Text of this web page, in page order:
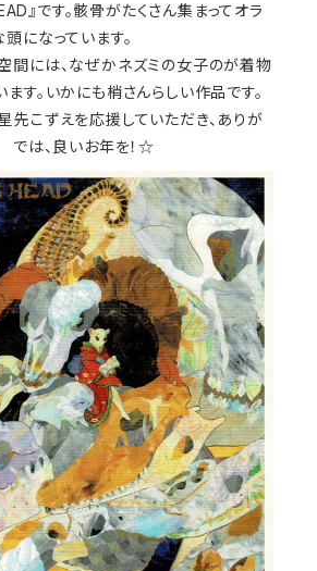
』です。骸骨がたくさん集まってオラ
になっています。
間には、なぜかネズミの女子のが着物
す。いかにも梢さんらしい作品です。
先こずえを応援していただき、ありが
では、良いお年を！☆